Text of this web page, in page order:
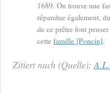
1689. On trouve une
répandue également,
de ce prêtre font
cette famille [Poncin].
Zitiert nach (Quelle):A.L.